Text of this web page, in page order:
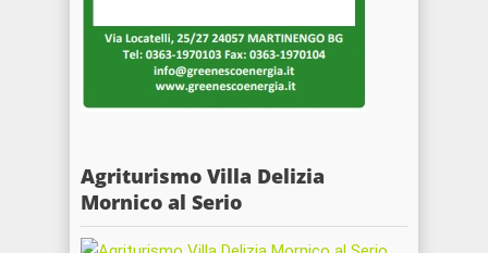
Agriturismo Villa Delizia
Mornico al Serio